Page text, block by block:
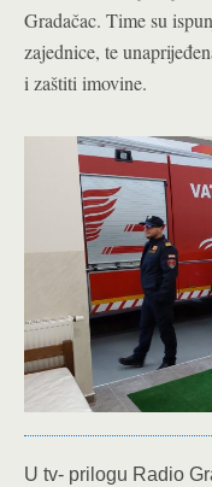
Gradačac. Time su
zajednice, te
i zaštiti imovine.
U tv- prilogu Radio